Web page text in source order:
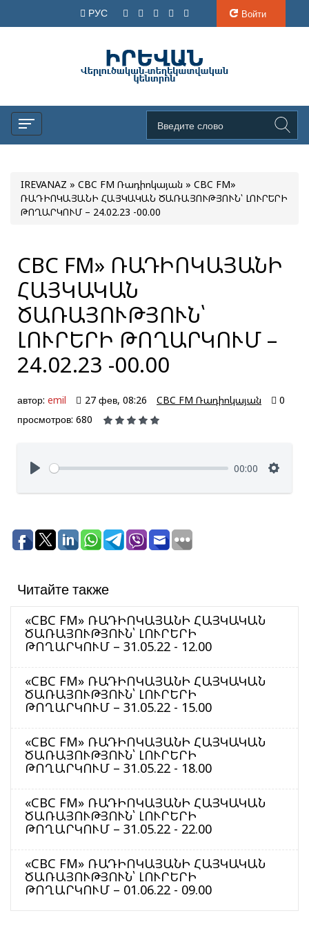
РУС Войти
IREVANAZ » CBC FM Ռադիոկայան » CBC FM»
ՌԱԴԻՈԿԱՅԱՆԻ ՀԱՅԿԱԿԱՆ ԾԱՌԱՅՈՒԹՅՈՒՆ՝ ԼՈՒՐԵՐԻ
ԹՈՂԱՐԿՈՒՄ – 24.02.23 -00.00
CBC FM» ՌԱԴԻՈԿԱՅԱՆԻ
ՀԱՅԿԱԿԱՆ
ԾԱՌԱՅՈՒԹՅՈՒՆ՝
ԼՈՒՐԵՐԻ ԹՈՂԱՐԿՈՒՄ –
24.02.23 -00.00
автор: emil 27 фев, 08:26 CBC FM Ռադիոկայան
0
просмотров: 680
00:00
Читайте также
«CBC FM» ՌԱԴԻՈԿԱՅԱՆԻ ՀԱՅԿԱԿԱՆ
ԾԱՌԱՅՈՒԹՅՈՒՆ՝ ԼՈՒՐԵՐԻ
ԹՈՂԱՐԿՈՒՄ – 31.05.22 - 12.00
«CBC FM» ՌԱԴԻՈԿԱՅԱՆԻ ՀԱՅԿԱԿԱՆ
ԾԱՌԱՅՈՒԹՅՈՒՆ՝ ԼՈՒՐԵՐԻ
ԹՈՂԱՐԿՈՒՄ – 31.05.22 - 15.00
«CBC FM» ՌԱԴԻՈԿԱՅԱՆԻ ՀԱՅԿԱԿԱՆ
ԾԱՌԱՅՈՒԹՅՈՒՆ՝ ԼՈՒՐԵՐԻ
ԹՈՂԱՐԿՈՒՄ – 31.05.22 - 18.00
«CBC FM» ՌԱԴԻՈԿԱՅԱՆԻ ՀԱՅԿԱԿԱՆ
ԾԱՌԱՅՈՒԹՅՈՒՆ՝ ԼՈՒՐԵՐԻ
ԹՈՂԱՐԿՈՒՄ – 31.05.22 - 22.00
«CBC FM» ՌԱԴԻՈԿԱՅԱՆԻ ՀԱՅԿԱԿԱՆ
ԾԱՌԱՅՈՒԹՅՈՒՆ՝ ԼՈՒՐԵՐԻ
ԹՈՂԱՐԿՈՒՄ – 01.06.22 - 09.00